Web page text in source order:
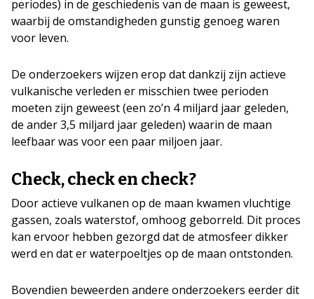
periodes) in de geschiedenis van de maan is geweest,
waarbij de omstandigheden gunstig genoeg waren
voor leven.
De onderzoekers wijzen erop dat dankzij zijn actieve
vulkanische verleden er misschien twee perioden
moeten zijn geweest (een zo’n 4 miljard jaar geleden,
de ander 3,5 miljard jaar geleden) waarin de maan
leefbaar was voor een paar miljoen jaar.
Check, check en check?
Door actieve vulkanen op de maan kwamen vluchtige
gassen, zoals waterstof, omhoog geborreld. Dit proces
kan ervoor hebben gezorgd dat de atmosfeer dikker
werd en dat er waterpoeltjes op de maan ontstonden.
Bovendien beweerden andere onderzoekers eerder dit